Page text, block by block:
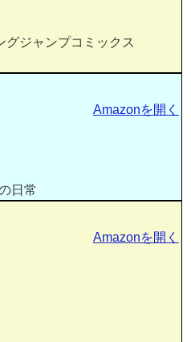
グジャンプコミックス
日常
Amazonを開く
Amazonを開く